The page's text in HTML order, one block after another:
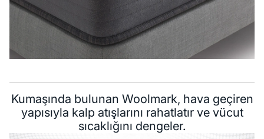
Kumaşında bulunan Woolmark, hava geçiren
yapısıyla kalp atışlarını rahatlatır ve vücut
sıcaklığını dengeler.